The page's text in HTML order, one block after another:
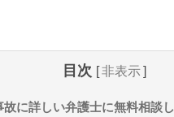
目次 [非表示]
故に詳しい弁護士に無料相談